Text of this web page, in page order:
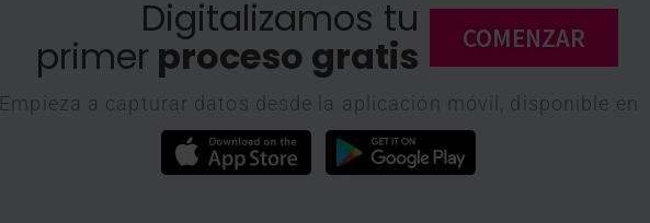
Digitalizamos tu
primerproceso gratis COMENZAR
Empieza a capturar datos desde la aplicación móvil, disponible en